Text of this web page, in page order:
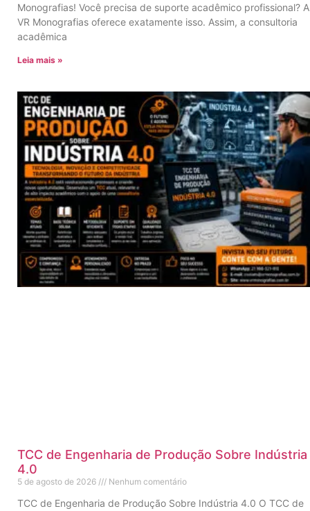
Monografias! Você precisa de suporte acadêmico profissional? A
VR Monografias oferece exatamente isso. Assim, a consultoria
acadêmica
Leia mais »
TCC de Engenharia de Produção Sobre Indústria
4.0
5 de agosto de 2026 Nenhum comentário
TCC de Engenharia de Produção Sobre Indústria 4.0 O TCC de